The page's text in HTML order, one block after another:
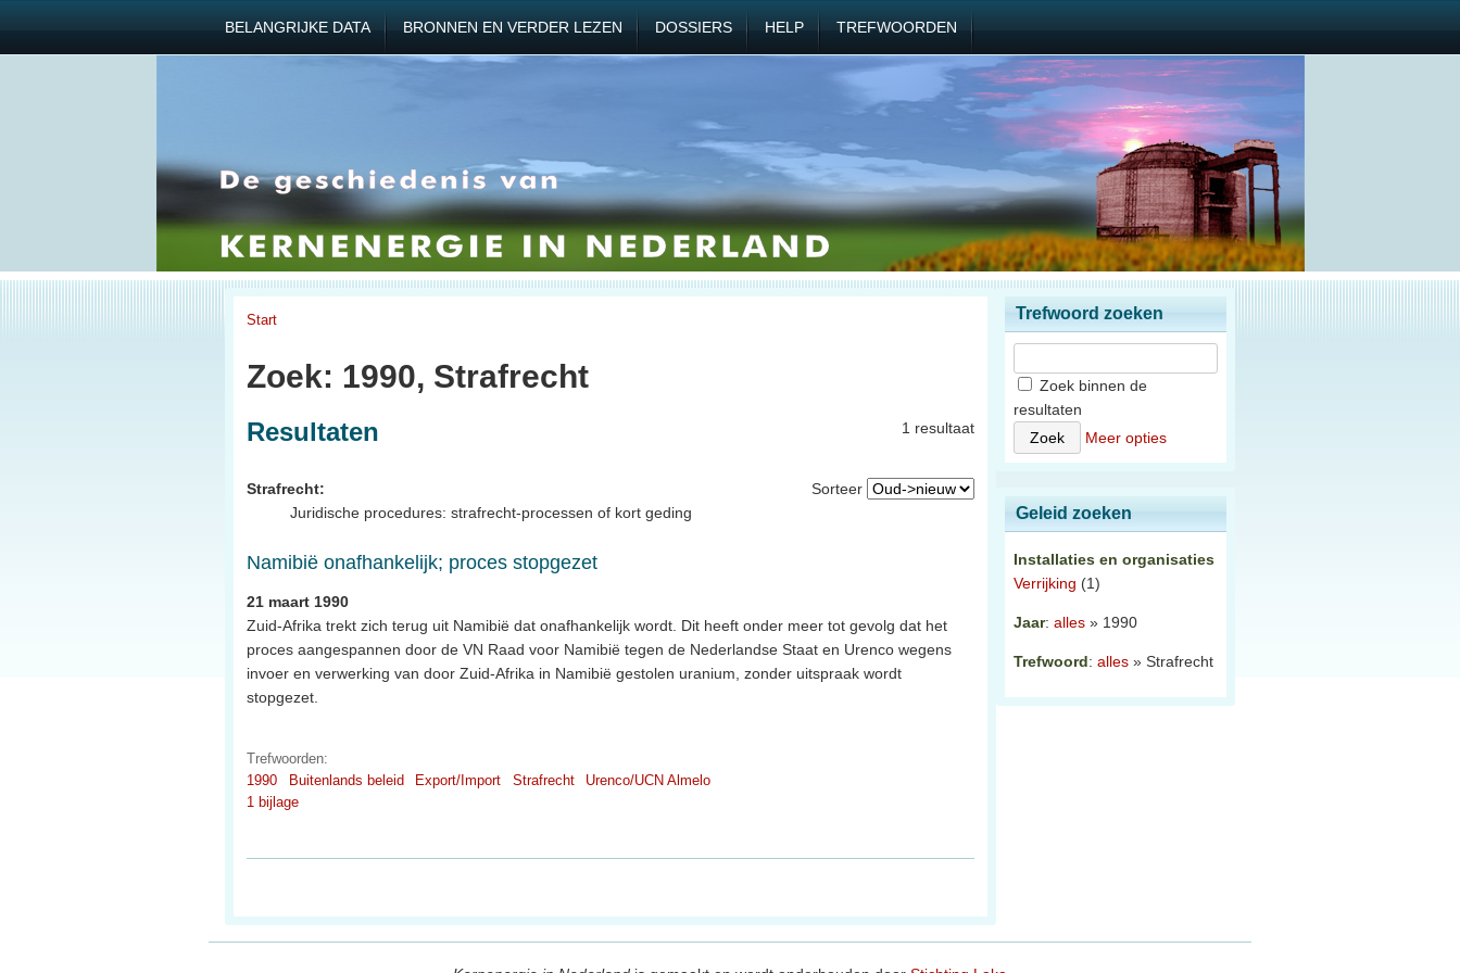
BELANGRIJKE DATA BRONNEN EN VERDER LEZEN DOSSIERS HELP TREFWOORDEN
Start
Zoek: 1990, Strafrecht
1 resultaat
Resultaten
Sorteer
Strafrecht:
Juridische procedures: strafrecht-processen of kort geding
Namibië onafhankelijk; proces stopgezet
21 maart 1990
Zuid-Afrika trekt zich terug uit Namibië dat onafhankelijk wordt. Dit heeft onder meer tot gevolg dat het
proces aangespannen door de VN Raad voor Namibië tegen de Nederlandse Staat en Urenco wegens
invoer en verwerking van door Zuid-Afrika in Namibië gestolen uranium, zonder uitspraak wordt
stopgezet.
Trefwoorden:
1990
Buitenlands beleid Export/Import Strafrecht
Urenco/UCN Almelo
1 bijlage
Trefwoord zoeken
Zoek binnen de
resultaten
Meer opties
Geleid zoeken
Installaties en organisaties
Verrijking (1)
Jaar: alles » 1990
Trefwoord: alles » Strafrecht